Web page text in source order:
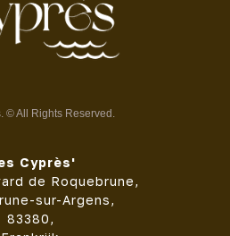
© All Rights Reserved.
Cyprès'
de Roquebrune,
sur-Argens,
83380,